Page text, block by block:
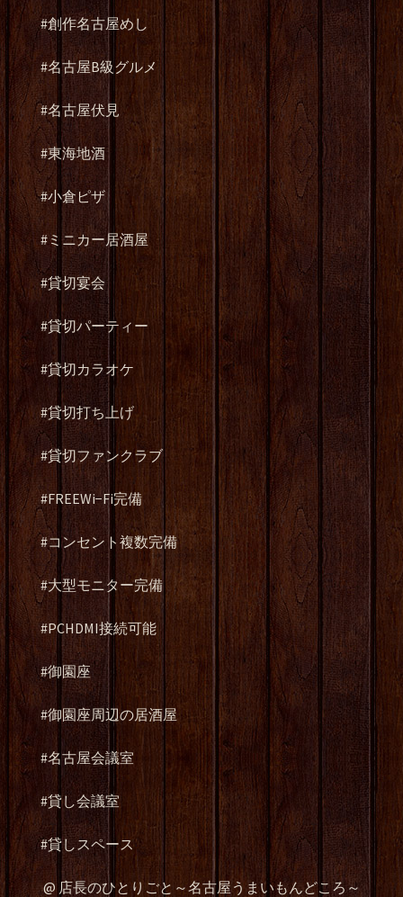
#創作名古屋めし
#名古屋B級グルメ
#名古屋伏見
#東海地酒
#小倉ピザ
#ミニカー居酒屋
#貸切宴会
#貸切パーティー
#貸切カラオケ
#貸切打ち上げ
#貸切ファンクラブ
#FREEWi−Fi完備
#コンセント複数完備
#大型モニター完備
#PCHDMI接続可能
#御園座
#御園座周辺の居酒屋
#名古屋会議室
#貸し会議室
#貸しスペース
@ 店長のひとりごと～名古屋うまいもんどころ～